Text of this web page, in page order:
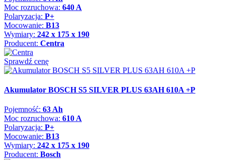
Moc rozruchowa: 640 A
Polaryzacja: P+
Mocowanie: B13
Wymiary: 242 x 175 x 190
Producent: Centra
Sprawdź cenę
Akumulator BOSCH S5 SILVER PLUS 63AH 610A +P
Pojemność: 63 Ah
Moc rozruchowa: 610 A
Polaryzacja: P+
Mocowanie: B13
Wymiary: 242 x 175 x 190
Producent: Bosch